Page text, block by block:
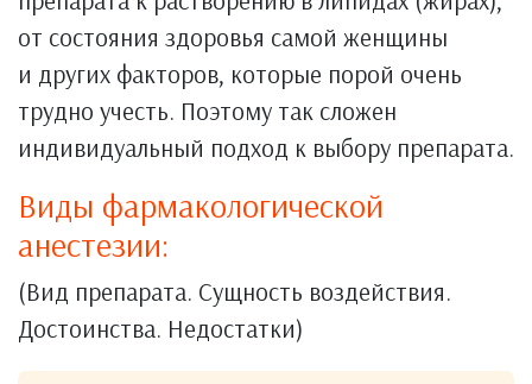
от состояния здоровья самой женщины
и других факторов, которые порой очень
трудно учесть. Поэтому так сложен
индивидуальный подход к выбору препарата.
Виды фармакологической
анестезии:
(Вид препарата. Сущность воздействия.
Достоинства. Недостатки)